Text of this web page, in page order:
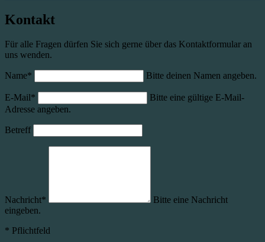
Kontakt
Für alle Fragen dürfen Sie sich gerne über das Kontaktformular an
uns wenden.
Name* Bitte deinen Namen angeben.
E-Mail*
Bitte eine gültige E-Mail-
Adresse angeben.
Betreff
Nachricht*
Bitte eine Nachricht
eingeben.
* Pflichtfeld